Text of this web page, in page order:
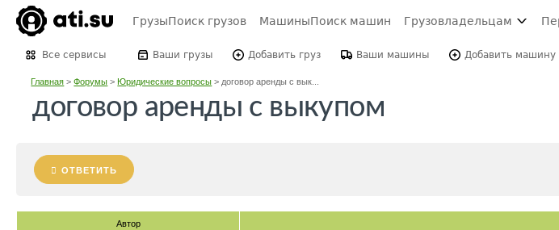
ГрузыПоиск грузов МашиныПоиск машин Грузовладельцам
Все сервисы Ваши грузы Добавить груз Ваши машины Добавить машину
Главная >Форумы >Юридические вопросы > договор аренды с вык...
договор аренды с выкупом
ОТВЕТИТЬ
Автор